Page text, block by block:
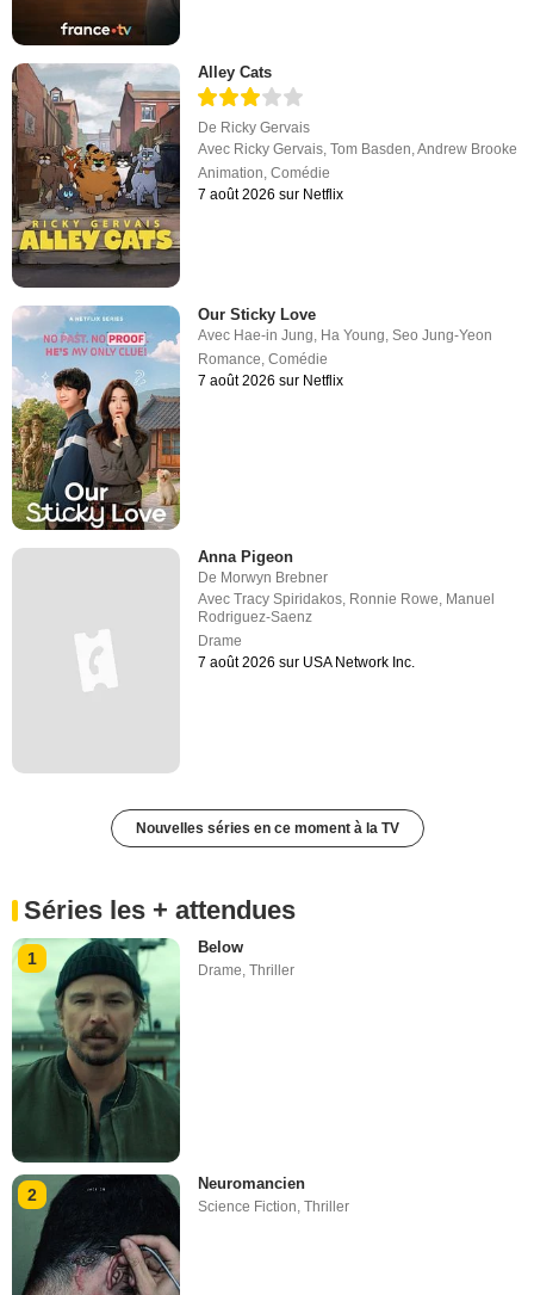
Alley Cats
De Ricky Gervais
Avec Ricky Gervais ,Tom Basden ,Andrew Brooke
Animation ,Comédie
7 août 2026 sur Netflix
Our Sticky Love
Avec Hae-in Jung, Ha Young,Seo Jung-Yeon
Romance,Comédie
7 août 2026 sur Netflix
Anna Pigeon
De Morwyn Brebner
AvecTracy Spiridakos, Ronnie Rowe, Manuel
Rodriguez-Saenz
Drame
7 août 2026 sur USA Network Inc.
Nouvelles séries en ce moment à la TV
Séries les + attendues
1
Below
Drame ,Thriller
2
Neuromancien
Science Fiction,Thriller